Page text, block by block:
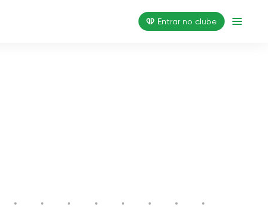
Entrar no clube